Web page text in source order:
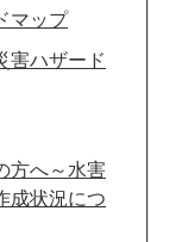
マップ
害ハザード
方へ～水害
成状況につ